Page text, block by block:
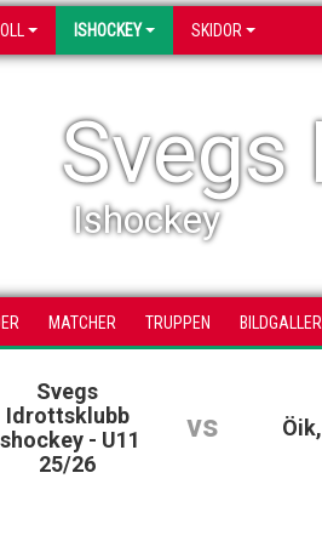
ISHOCKEY SKIDOR
Ishockey
MATCHER TRUPPEN BILDGALLERI
Svegs
Idrottsklubb
- U11
25/26
vs